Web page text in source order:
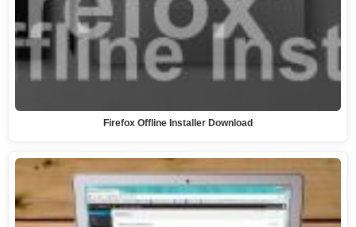
Firefox Offline Installer Download